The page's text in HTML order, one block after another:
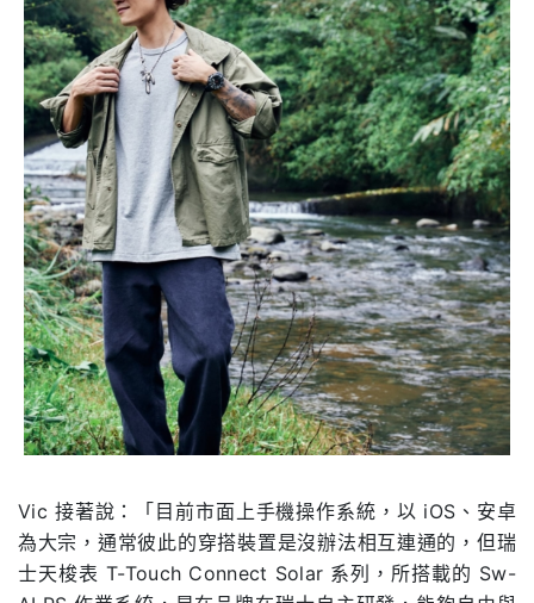
Vic 接著說：「目前市面上手機操作系統，以 iOS、安卓
為大宗，通常彼此的穿搭裝置是沒辦法相互連通的，但瑞
士天梭表 T-Touch Connect Solar 系列，所搭載的 Sw-